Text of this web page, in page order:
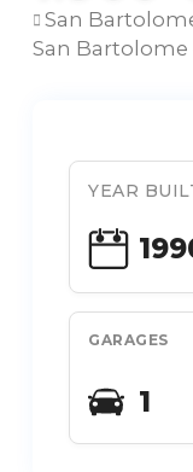
San
San Bartolome
YEAR
GARAGES
1